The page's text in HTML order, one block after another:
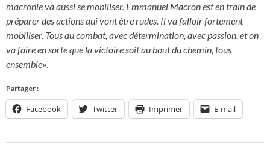
macronie va aussi se mobiliser. Emmanuel Macron est en train de
préparer des actions qui vont être rudes. Il va falloir fortement
mobiliser. Tous au combat, avec détermination, avec passion, et on
va faire en sorte que la victoire soit au bout du chemin, tous
ensemble».
Partager :
Facebook Twitter Imprimer E-mail